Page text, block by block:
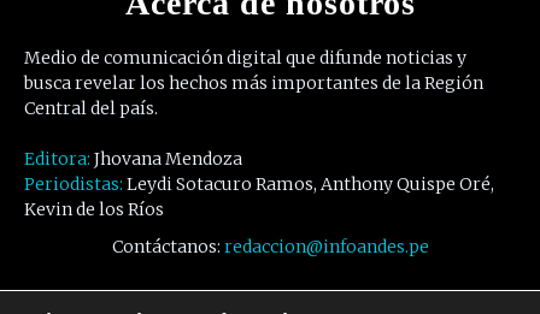
Medio de comunicación digital que difunde noticias y
busca revelar los hechos más importantes de la Región
Central del país.
Editora: Jhovana Mendoza
Periodistas: Leydi Sotacuro Ramos, Anthony Quispe Oré,
Kevin de los Ríos
Contáctanos: redaccion@infoandes.pe